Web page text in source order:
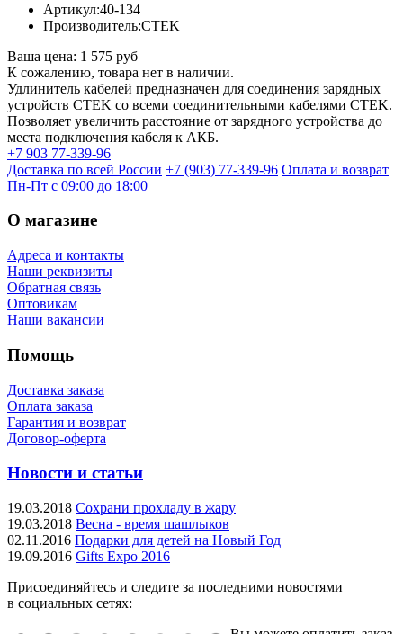
Артикул:40-134
Производитель:CTEK
Ваша цена: 1 575 руб
К сожалению, товара нет в наличии.
Удлинитель кабелей предназначен для соединения зарядных
устройств CTEK со всеми соединительными кабелями CTEK.
Позволяет увеличить расстояние от зарядного устройства до
места подключения кабеля к АКБ.
+7 903 77-339-96
Доставка по всей России +7 (903) 77-339-96 Оплата и возврат
Пн-Пт с 09:00 до 18:00
О магазине
Адреса и контакты
Наши реквизиты
Обратная связь
Оптовикам
Наши вакансии
Помощь
Доставка заказа
Оплата заказа
Гарантия и возврат
Договор-оферта
Новости и статьи
19.03.2018 Сохрани прохладу в жару
19.03.2018 Весна - время шашлыков
02.11.2016 Подарки для детей на Новый Год
19.09.2016 Gifts Expo 2016
Присоединяйтесь и следите за последними новостями
в социальных сетях: